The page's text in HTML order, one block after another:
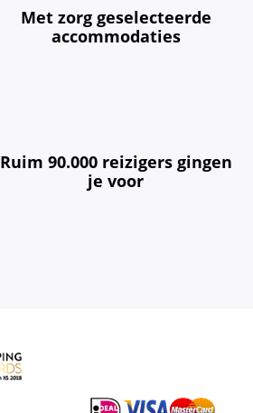
Met zorg geselecteerde
accommodaties
Ruim 90.000 reizigers gingen
je voor